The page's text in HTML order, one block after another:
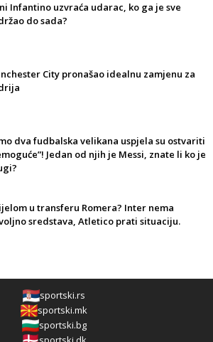
Infantino uzvraća udarac, ko ga je sve
do sada?
City pronašao idealnu zamjenu za
dva fudbalska velikana uspjela su ostvariti
Jedan od njih je Messi, znate li ko je
u transferu Romera? Inter nema
sredstava, Atletico prati situaciju.
sportski.rs
sportski.mk
sportski.bg